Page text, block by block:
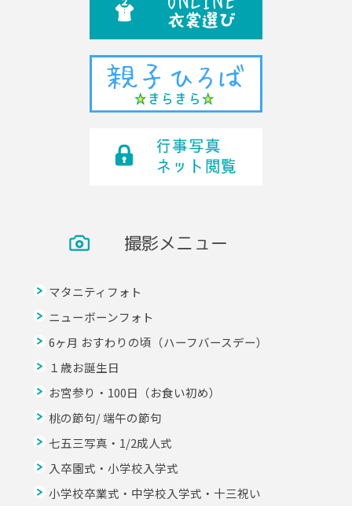
撮影メニュー
マタニティフォト
ニューボーンフォト
6ヶ月 おすわりの頃（ハーフバースデー）
１歳お誕生日
お宮参り・100日（お食い初め）
桃の節句/ 端午の節句
七五三写真・1/2成人式
入卒園式・小学校入学式
小学校卒業式・中学校入学式・十三祝い